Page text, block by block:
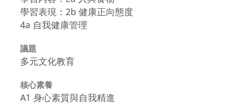
學習表現：2b 健康正向態度
4a 自我健康管理
議題
多元文化教育
核心素養
A1 身心素質與自我精進